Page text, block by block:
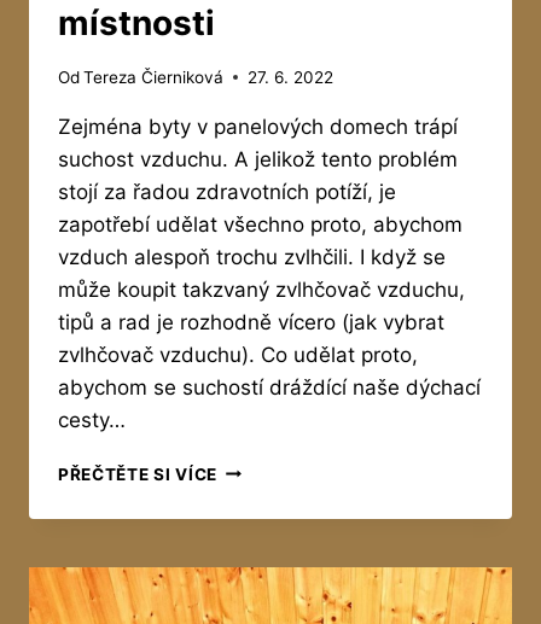
místnosti
OdTereza Čierniková 27. 6. 2022
Zejména byty v panelových domech trápí
suchost vzduchu. A jelikož tento problém
stojí za řadou zdravotních potíží, je
zapotřebí udělat všechno proto, abychom
vzduch alespoň trochu zvlhčili. I když se
může koupit takzvaný zvlhčovač vzduchu,
tipů a rad je rozhodně vícero (jak vybrat
zvlhčovač vzduchu). Co udělat proto,
abychom se suchostí dráždící naše dýchací
cesty…
PŘEČTĚTE SI VÍCEJAK
VZDUCH
MÍSTNOSTI